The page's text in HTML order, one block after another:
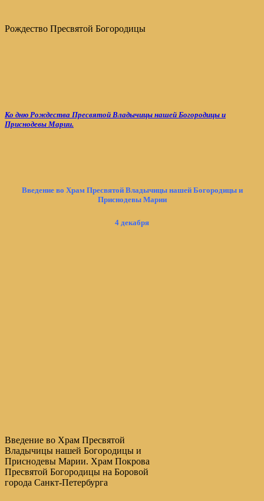
Рождество Пресвятой Богородицы
Ко дню Рождества Пресвятой Владычицы нашей Богородицы и
Приснодевы Марии.
Введение во Храм Пресвятой Владычицы нашей Богородицы и
Приснодевы Марии
4 декабря
Введение во Храм Пресвятой
Владычицы нашей Богородицы и
Приснодевы Марии. Храм Покрова
Пресвятой Богородицы на Боровой
города Санкт-Петербурга